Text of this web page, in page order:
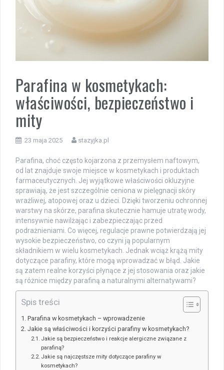
Parafina w kosmetykach:
właściwości, bezpieczeństwo i
mity
23 maja 2025 stazyjka.pl
Parafina, choć często kojarzona z przemysłem naftowym,
od lat znajduje swoje miejsce w kosmetykach i produktach
farmaceutycznych. Jej wyjątkowe właściwości okluzyjne
sprawiają, że jest szczególnie ceniona w pielęgnacji skóry
wrażliwej, atopowej oraz u dzieci. Dzięki tworzeniu ochronnej
warstwy na skórze, parafina skutecznie hamuje utratę wody,
intensywnie nawilżając i zabezpieczając przed
podrażnieniami. Co więcej, regulacje prawne potwierdzają jej
wysokie bezpieczeństwo, co czyni ją popularnym
składnikiem w wielu kosmetykach. Jednak wciąż krążą mity
dotyczące parafiny, które mogą wprowadzać w błąd. Jakie
są zatem realne korzyści płynące z jej stosowania oraz jakie
są różnice między parafiną a naturalnymi alternatywami?
Spis treści
Parafina w kosmetykach – wprowadzenie
Jakie są właściwości i korzyści parafiny w kosmetykach?
Jakie są bezpieczeństwo i reakcje alergiczne związane z
parafiną?
Jakie są najczęstsze mity dotyczące parafiny w
kosmetykach?